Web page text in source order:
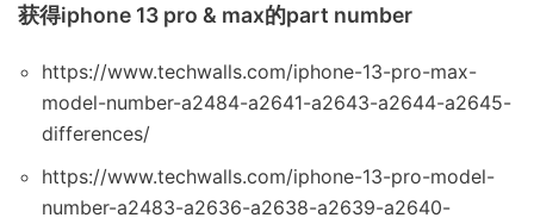
获得iphone 13 pro & max的part number
https://www.techwalls.com/iphone-13-pro-max-
model-number-a2484-a2641-a2643-a2644-a2645-
differences/
https://www.techwalls.com/iphone-13-pro-model-
number-a2483-a2636-a2638-a2639-a2640-